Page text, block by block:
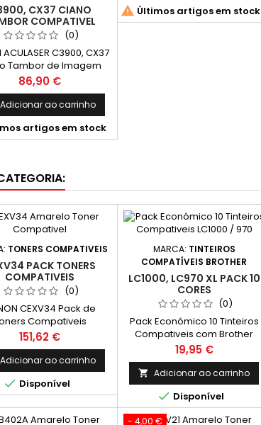
CX37 CIANO
COMPATIVEL
(0)
ACULASER C3900, CX37
Tambor de Imagem
C13S051203
Capacidade: 30.000k
Preço
86,90 €
Adicionar ao carrinho
artigos em stock
 Últimos artigos em stock
TONERS COMPATIVEIS
PACK TONERS
COMPATIVEIS
(0)
CEXV34 Pack de
Compativeis
Preço
151,62 €
Adicionar ao carrinho
 Disponível
MARCA: TINTEIROS
COMPATÍVEIS BROTHER
LC1000, LC970 XL PACK 10
CORES
(0)
Pack Económico 10 Tinteiros
Compativeis com Brother
LC1000 / 970 XL composto por:
4 Tinteiros Compativeis
Pretos; 2 Tinteiros Compativeis
Ciano; 2 Tinteiros Compativeis
Magenta; 2 Tinteiros
Compativeis Amarelo.
Preço
19,95 €
 Adicionar ao carrinho
 Disponível
- 4,00 €